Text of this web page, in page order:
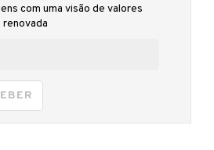
com uma visão de valores